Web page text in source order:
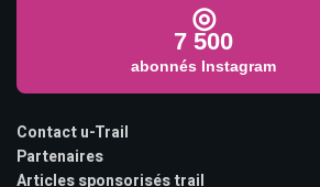
◎
7 500
abonnés Instagram
Contact u-Trail
Partenaires
Articles sponsorisés trail